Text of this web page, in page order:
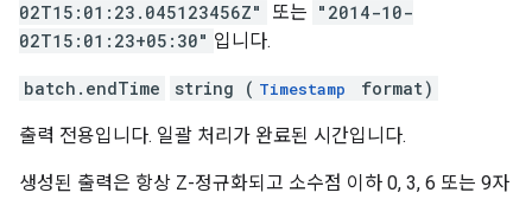
02T15:01:23.045123456Z"
또는 "2014-10-
02T15:01:23+05:30" 입니다.
batch.endTime string ( Timestamp format)
출력 전용입니다. 일괄 처리가 완료된 시간입니다.
생성된 출력은 항상 Z-정규화되고 소수점 이하 0, 3, 6 또는 9자